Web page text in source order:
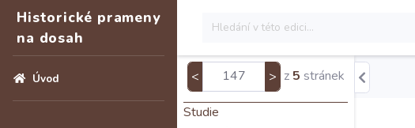
Historické prameny
na dosah
Úvod < > z 5 stránek
Studie